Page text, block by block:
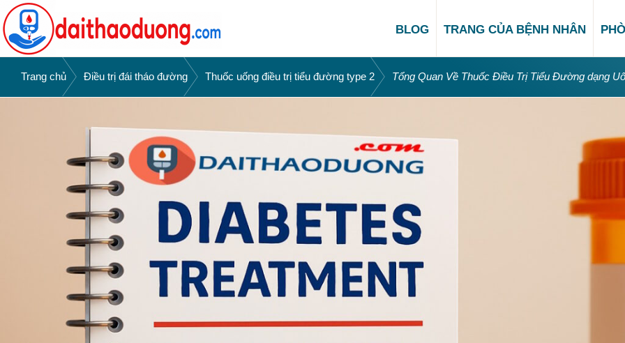
Bỏ
qua
primary
navigation
Skip
to
main
content
DAITHAODUONG.COM
bệnh
BLOG TRANG CỦA BỆNH NHÂN
Trang chủ
Điều trị đái tháo đường
Thuốc uống điều trị tiểu đường type 2
Tổng Quan Về Thuốc Điều Trị Tiểu Đường dạng